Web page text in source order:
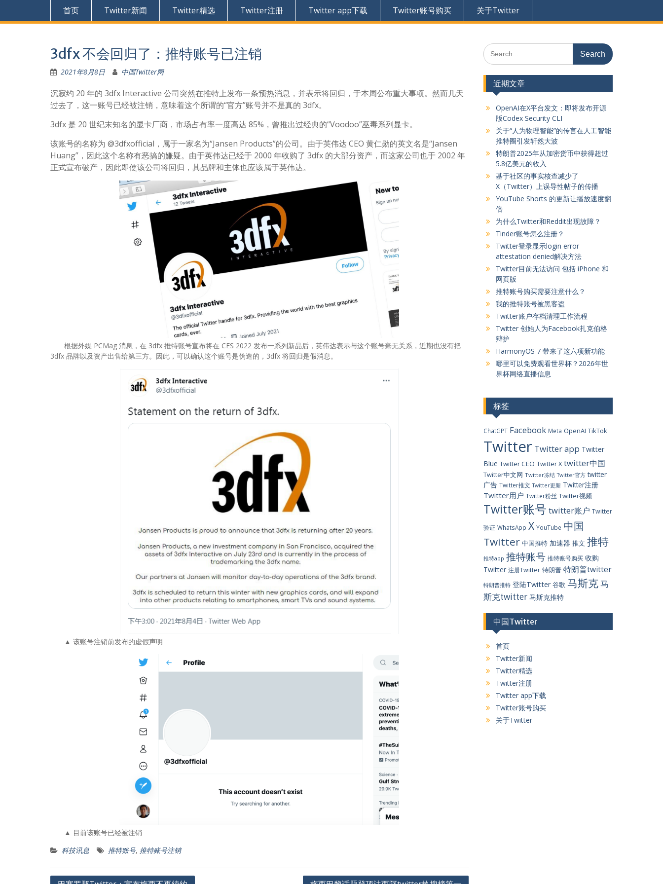
首页 Twitter新闻 Twitter精选 Twitter注册 Twitter app下载 Twitter账号购买 关于Twitter
3dfx 不会回归了：推特账号已注销
2021年8月8日 中国Twitter网
沉寂约 20 年的 3dfx Interactive 公司突然在推特上发布一条预热消息，并表示将回归，于本周公布重大事项。然而几天
过去了，这一账号已经被注销，意味着这个所谓的“官方”账号并不是真的 3dfx。
3dfx 是 20 世纪末知名的显卡厂商，市场占有率一度高达 85%，曾推出过经典的“Voodoo”巫毒系列显卡。
该账号的名称为 @3dfxofficial，属于一家名为“Jansen Products”的公司。由于英伟达 CEO 黄仁勋的英文名是“Jansen
Huang”，因此这个名称有恶搞的嫌疑。由于英伟达已经于 2000 年收购了 3dfx 的大部分资产，而这家公司也于 2002 年
正式宣布破产，因此即使该公司将回归，其品牌和主体也应该属于英伟达。
根据外媒 PCMag 消息，在 3dfx 推特账号宣布将在 CES 2022 发布一系列新品后，英伟达表示与这个账号毫无关系，近期也没有把
3dfx 品牌以及资产出售给第三方。因此，可以确认这个账号是伪造的，3dfx 将回归是假消息。
▲ 该账号注销前发布的虚假声明
▲ 目前该账号已经被注销
科技讯息
推特账号, 推特账号注销
Search
for:
近期文章
OpenAI在X平台发文：即将发布开源
版Codex Security CLI
关于“人为物理智能”的传言在人工智能
推特圈引发轩然大波
特朗普2025年从加密货币中获得超过
5.8亿美元的收入
基于社区的事实核查减少了
X（Twitter）上误导性帖子的传播
YouTube Shorts 的更新让播放速度翻
倍
为什么Twitter和Reddit出现故障？
Tinder账号怎么注册？
Twitter登录显示login error
attestation denied解决方法
Twitter目前无法访问 包括 iPhone 和
网页版
推特账号购买需要注意什么？
我的推特账号被黑客盗
Twitter账户存档清理工作流程
Twitter 创始人为Facebook扎克伯格
辩护
HarmonyOS 7 带来了这六项新功能
哪里可以免费观看世界杯？2026年世
界杯网络直播信息
标签
ChatGPT Facebook Meta OpenAI TikTok
Twitter Twitter app Twitter
Blue Twitter CEO Twitter X twitter中国
Twitter中文网 Twitter冻结 Twitter官方 twitter
广告 Twitter推文 Twitter更新 Twitter注册
Twitter用户 Twitter粉丝 Twitter视频
Twitter账号 twitter账户 Twitter
验证 WhatsApp X YouTube 中国
Twitter 中国推特 加速器 推文 推特
推特app 推特账号 推特账号购买 收购
Twitter 注册Twitter 特朗普 特朗普twitter
特朗普推特 登陆Twitter 谷歌 马斯克马
斯克twitter 马斯克推特
中国Twitter
首页
Twitter新闻
Twitter精选
Twitter注册
Twitter app下载
Twitter账号购买
关于Twitter